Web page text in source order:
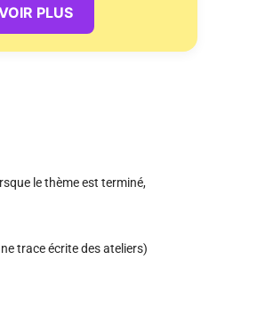
PLUS
le thème est terminé,
trace écrite des ateliers)